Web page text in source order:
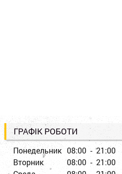
ГРАФІК РОБОТИ
Понедельник 08:00 - 21:00
Вторник
08:00 - 21:00